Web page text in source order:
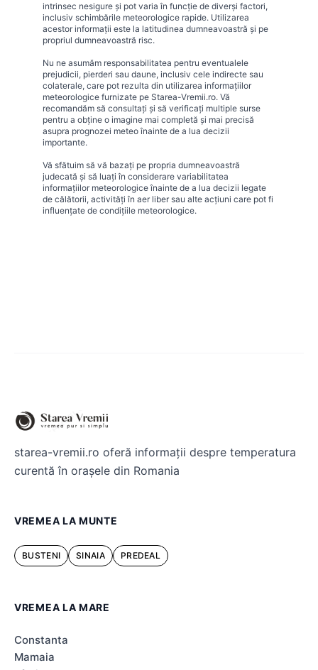
intrinsec nesigure și pot varia în funcție de diverși factori,
inclusiv schimbările meteorologice rapide. Utilizarea
acestor informații este la latitudinea dumneavoastră și pe
propriul dumneavoastră risc.
Nu ne asumăm responsabilitatea pentru eventualele
prejudicii, pierderi sau daune, inclusiv cele indirecte sau
colaterale, care pot rezulta din utilizarea informațiilor
meteorologice furnizate pe Starea-Vremii.ro. Vă
recomandăm să consultați și să verificați multiple surse
pentru a obține o imagine mai completă și mai precisă
asupra prognozei meteo înainte de a lua decizii
importante.
Vă sfătuim să vă bazați pe propria dumneavoastră
judecată și să luați în considerare variabilitatea
informațiilor meteorologice înainte de a lua decizii legate
de călătorii, activități în aer liber sau alte acțiuni care pot fi
influențate de condițiile meteorologice.
starea-vremii.ro oferă informații despre temperatura
curentă în orașele din Romania
VREMEA LA MUNTE
BUSTENI SINAIA PREDEAL
VREMEA LA MARE
Constanta
Mamaia